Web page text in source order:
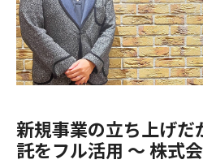
新規事業の立ち上げだ
託をフル活用 〜 株式